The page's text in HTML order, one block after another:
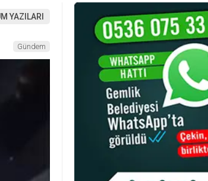
YAZILARI
Gündem